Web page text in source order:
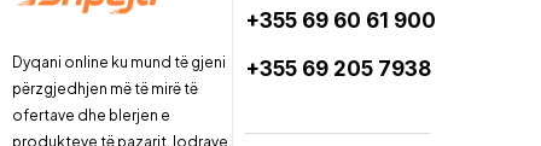
Dyqani online ku mund të gjeni
përzgjedhjen më të mirë të
ofertave dhe blerjen e
produkteve të pazarit, lodrave
+355 69 60 61 900
+355 69 205 7938